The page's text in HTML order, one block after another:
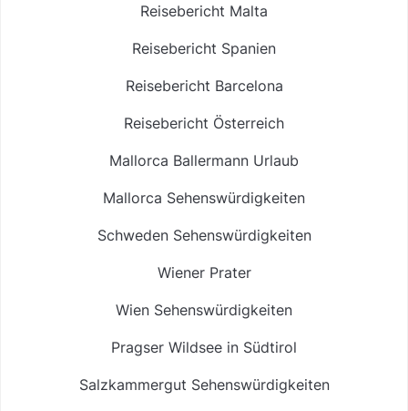
Reisebericht Malta
Reisebericht Spanien
Reisebericht Barcelona
Reisebericht Österreich
Mallorca Ballermann Urlaub
Mallorca Sehenswürdigkeiten
Schweden Sehenswürdigkeiten
Wiener Prater
Wien Sehenswürdigkeiten
Pragser Wildsee in Südtirol
Salzkammergut Sehenswürdigkeiten